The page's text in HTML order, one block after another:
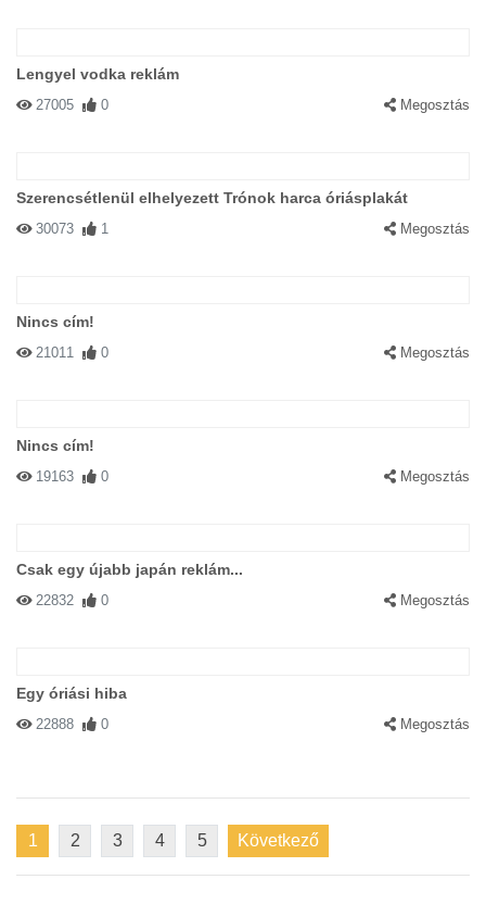
Lengyel vodka reklám
27005 0 Megosztás
Szerencsétlenül elhelyezett Trónok harca óriásplakát
30073 1 Megosztás
Nincs cím!
21011 0 Megosztás
Nincs cím!
19163 0 Megosztás
Csak egy újabb japán reklám...
22832 0 Megosztás
Egy óriási hiba
22888 0 Megosztás
1 2 3 4 5 Következő